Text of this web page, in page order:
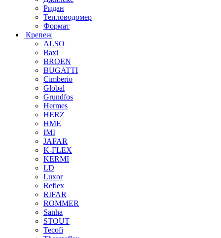
Ридан
Тепловодомер
Формат
Крепеж
ALSO
Baxi
BROEN
BUGATTI
Cimberio
Global
Grundfos
Hermes
HERZ
HME
IMI
JAFAR
K-FLEX
KERMI
LD
Luxor
Reflex
RIFAR
ROMMER
Sanha
STOUT
Tecofi